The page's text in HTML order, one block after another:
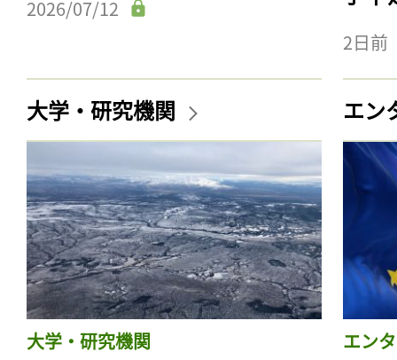
2026/07/12
2日前
大学・研究機関
大学・研究機関
エン
エン